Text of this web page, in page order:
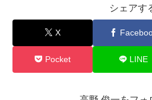
シェアす
X
Pocket LINE